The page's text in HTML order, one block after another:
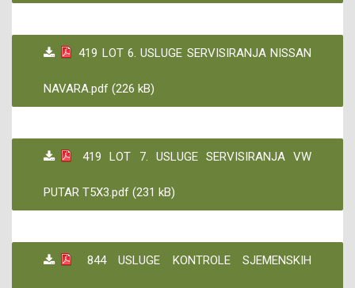
419 LOT 6. USLUGE SERVISIRANJA NISSAN
NAVARA.pdf (226 kB)
419 LOT 7. USLUGE SERVISIRANJA VW
PUTAR T5X3.pdf (231 kB)
844 USLUGE KONTROLE SJEMENSKIH